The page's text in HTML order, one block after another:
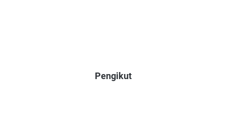
Pengikut